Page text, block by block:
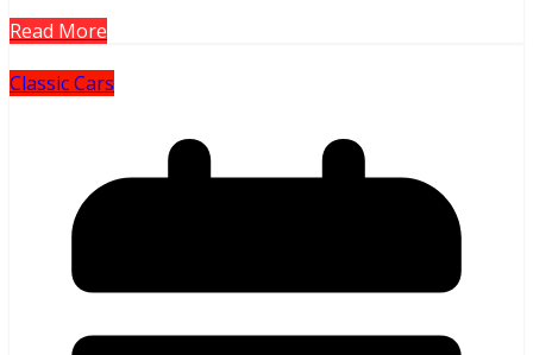
Read More
Classic Cars